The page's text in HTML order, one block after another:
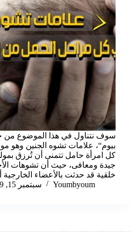
سوف نتناول في هذا الموضوع من
بيوم“، علامات تشوه الجنين وهو
كل امرأة حامل تتمنى أن تُرزق
جيدة ومعافى، حيث أن تشوهات
خلقية قد حدثت بالأعضاء
Youmbyoum
سبتمبر 15, 2019